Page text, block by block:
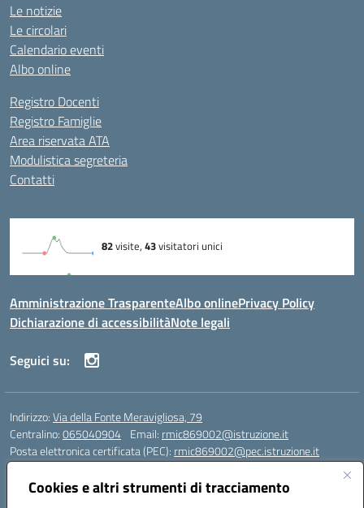
Cookies e altri strumenti di tracciamento
Le notizie
Le circolari
Calendario eventi
Albo online
Registro Docenti
Registro Famiglie
Area riservata ATA
Modulistica segreteria
Contatti
Amministrazione TrasparenteAlbo onlinePrivacy Policy
Dichiarazione di accessibilitàNote legali
Seguici su:
Indirizzo:Via della Fonte Meravigliosa, 79
Centralino:065040904 Email: rmic869002@istruzione.it
Posta elettronica certificata (PEC): rmic869002@pec.istruzione.it
Codice fiscale: 97197090588
Codice meccanografico: RMIC869002